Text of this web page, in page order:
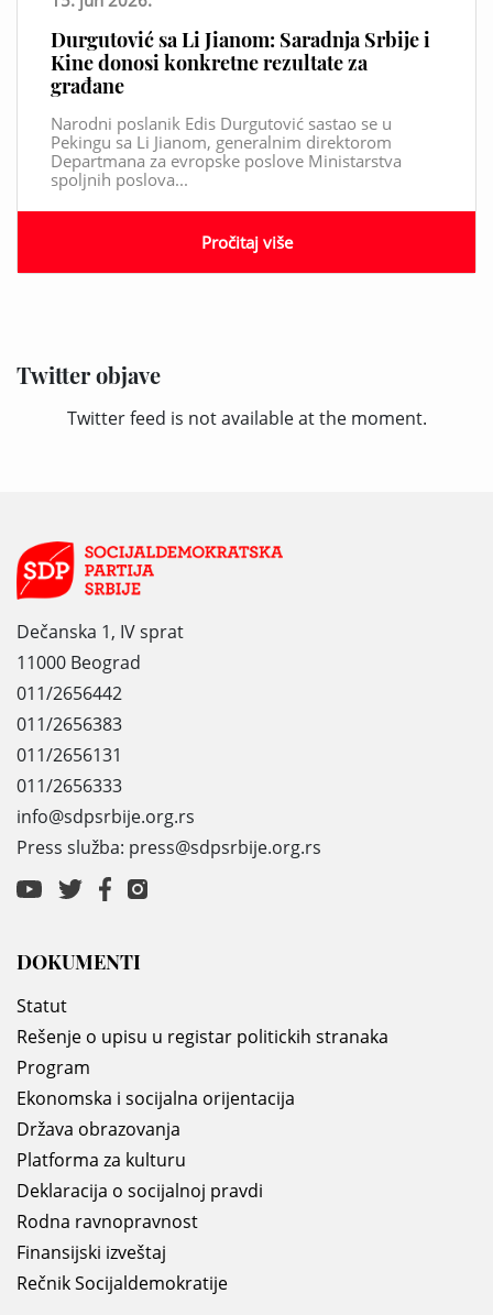
Twitter objave
Twitter feed is not available at the moment.
Durgutović sa Li Jianom: Saradnja Srbije i
Kine donosi konkretne rezultate za
građane
Narodni poslanik Edis Durgutović sastao se u
Pekingu sa Li Jianom, generalnim direktorom
Departmana za evropske poslove Ministarstva
spoljnih poslova...
Pročitaj više
Dečanska 1, IV sprat
11000 Beograd
011/2656442
011/2656383
011/2656131
011/2656333
info@sdpsrbije.org.rs
Press služba: press@sdpsrbije.org.rs
DOKUMENTI
Statut
Rešenje o upisu u registar politickih stranaka
Program
Ekonomska i socijalna orijentacija
Država obrazovanja
Platforma za kulturu
Deklaracija o socijalnoj pravdi
Rodna ravnopravnost
Finansijski izveštaj
Rečnik Socijaldemokratije